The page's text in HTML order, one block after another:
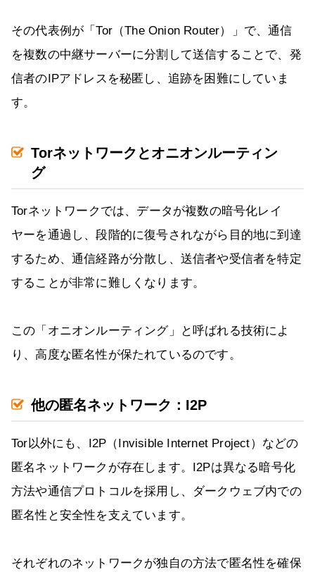
その代表例が「Tor（The Onion Router）」で、通信
を複数の中継サーバーに分割して送信することで、発
信者のIPアドレスを秘匿し、追跡を困難にしていま
す。
Torネットワークとオニオンルーティン
グ
Torネットワークでは、データが複数の暗号化レイ
ヤーを通過し、段階的に復号されながら目的地に到達
するため、通信経路が分散し、送信者や受信者を特定
することが非常に難しくなります。
この「オニオンルーティング」と呼ばれる技術によ
り、高度な匿名性が保たれているのです。
他の匿名ネットワーク：I2P
Tor以外にも、I2P（Invisible Internet Project）などの
匿名ネットワークが存在します。I2Pは異なる暗号化
方法や通信プロトコルを採用し、ダークウェブ内での
匿名性と安全性を支えています。
それぞれのネットワークが独自の方法で匿名性を確保